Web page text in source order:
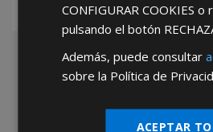
CONFIGURAR COOKIES o
pulsando el botón
Además, puede consultar
sobre la Política de
ACEPTAR